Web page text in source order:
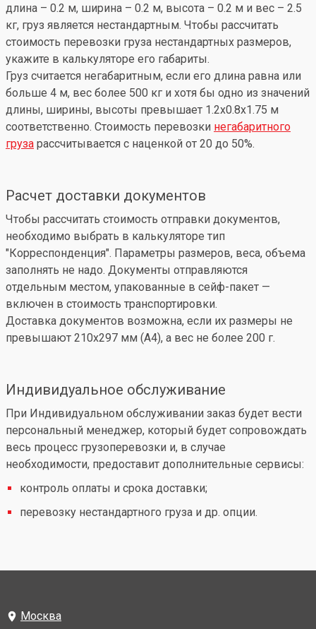
длина – 0.2 м, ширина – 0.2 м, высота – 0.2 м и вес – 2.5
кг, груз является нестандартным. Чтобы рассчитать
стоимость перевозки груза нестандартных размеров,
укажите в калькуляторе его габариты.
Груз считается негабаритным, если его длина равна или
больше 4 м, вес более 500 кг и хотя бы одно из значений
длины, ширины, высоты превышает 1.2x0.8x1.75 м
соответственно. Стоимость перевозки негабаритного
груза рассчитывается с наценкой от 20 до 50%.
Расчет доставки документов
Чтобы рассчитать стоимость отправки документов,
необходимо выбрать в калькуляторе тип
"Корреспонденция". Параметры размеров, веса, объема
заполнять не надо. Документы отправляются
отдельным местом, упакованные в сейф-пакет —
включен в стоимость транспортировки.
Доставка документов возможна, если их размеры не
превышают 210x297 мм (А4), а вес не более 200 г.
Индивидуальное обслуживание
При Индивидуальном обслуживании заказ будет вести
персональный менеджер, который будет сопровождать
весь процесс грузоперевозки и, в случае
необходимости, предоставит дополнительные сервисы:
контроль оплаты и срока доставки;
перевозку нестандартного груза и др. опции.
Москва